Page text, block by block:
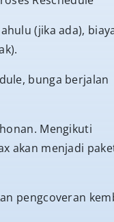
(jika ada),
bunga berjalan
Mengikuti
akan menjadi
pengcoveran